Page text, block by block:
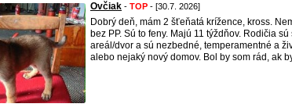
Ovčiak - TOP - [30.7. 2026]
Dobrý deň, mám 2 šťeňatá krížence, kross.
bez PP. Sú to feny. Majú 11 týždňov. Rodičia
areál/dvor a sú nezbedné, temperamentné a
alebo nejaký nový domov. Bol by som rád, ak